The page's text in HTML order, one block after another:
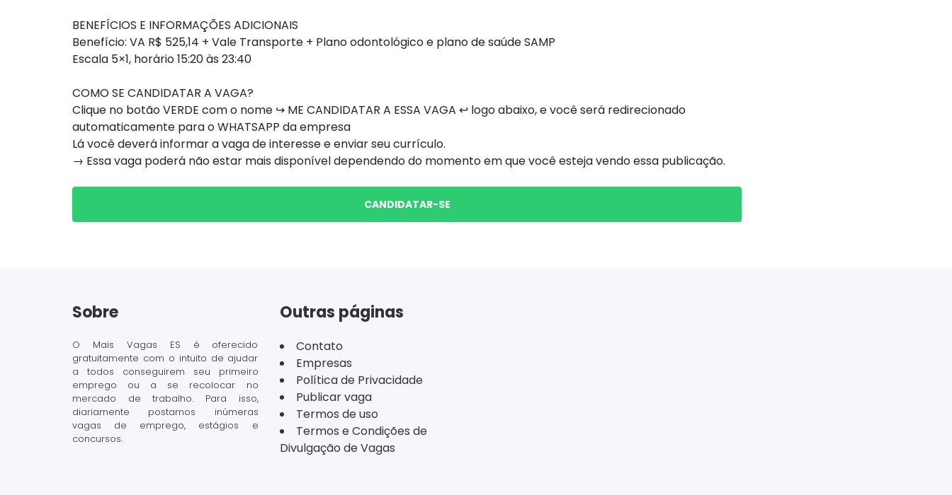
BENEFÍCIOS E INFORMAÇÕES ADICIONAIS
Benefício: VA R$ 525,14 + Vale Transporte + Plano odontológico e plano de saúde SAMP
Escala 5×1, horário 15:20 às 23:40
COMO SE CANDIDATAR A VAGA?
Clique no botão VERDE com o nome ↪ ME CANDIDATAR A ESSA VAGA ↩ logo abaixo, e você será redirecionado
automaticamente para o WHATSAPP da empresa
Lá você deverá informar a vaga de interesse e enviar seu currículo.
→ Essa vaga poderá não estar mais disponível dependendo do momento em que você esteja vendo essa publicação.
CANDIDATAR-SE
Sobre
O Mais Vagas ES é oferecido
gratuitamente com o intuito de ajudar
a todos conseguirem seu primeiro
emprego ou a se recolocar no
mercado de trabalho. Para isso,
diariamente postamos inúmeras
vagas de emprego, estágios e
concursos.
Outras páginas
Contato
Empresas
Política de Privacidade
Publicar vaga
Termos de uso
Termos e Condições de
Divulgação de Vagas